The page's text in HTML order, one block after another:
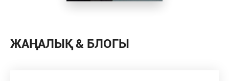
ЖАҢАЛЫҚ & БЛОГЫ